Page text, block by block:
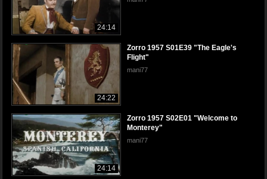
24:14
24:22
Zorro 1957 S01E39 "The Eagle's
Flight"
mani77
24:14
Zorro 1957 S02E01 "Welcome to
Monterey"
mani77